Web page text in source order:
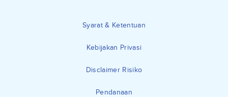
Syarat & Ketentuan
Kebijakan Privasi
Disclaimer Risiko
Pendanaan